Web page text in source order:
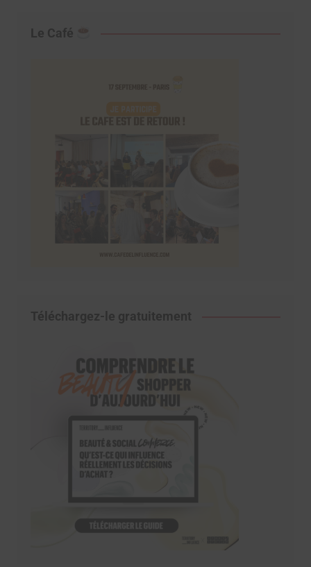
Le Café
Téléchargez-le gratuitement